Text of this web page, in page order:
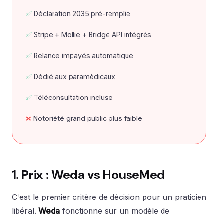
Déclaration 2035 pré-remplie
Stripe + Mollie + Bridge API intégrés
Relance impayés automatique
Dédié aux paramédicaux
Téléconsultation incluse
Notoriété grand public plus faible
1. Prix : Weda vs HouseMed
C'est le premier critère de décision pour un praticien
libéral. Weda fonctionne sur un modèle de